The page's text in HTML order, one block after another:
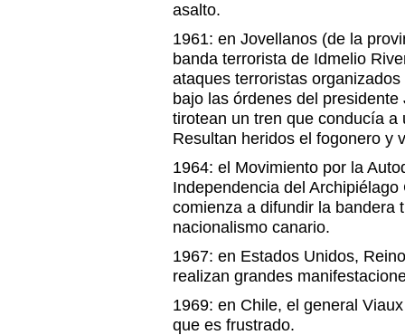
asalto.
1961: en Jovellanos (de la
banda terrorista de Idmelio
ataques terroristas
bajo las órdenes del
tirotean un tren que conducía a
Resultan heridos el fogonero y
1964: el Movimiento por la
Independencia del
comienza a difundir la bandera
nacionalismo canario.
1967: en Estados Unidos,
realizan grandes
1969: en Chile, el general
que es frustrado.